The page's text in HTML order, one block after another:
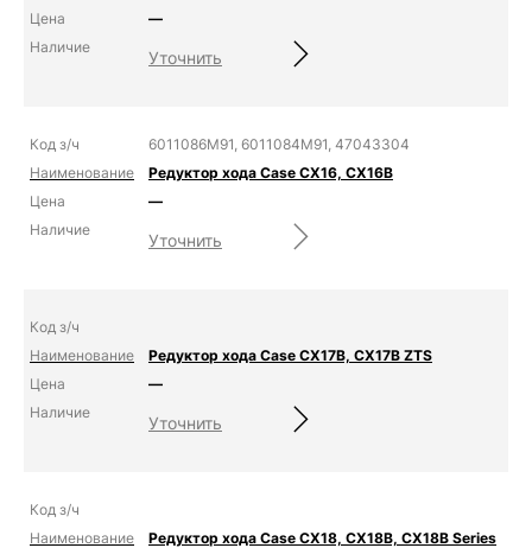
—
Уточнить
6011086M91, 6011084M91, 47043304
Редуктор хода Case CX16, CX16B
—
Уточнить
Редуктор хода Case CX17B, CX17B ZTS
—
Уточнить
Редуктор хода Case CX18, CX18B, CX18B Series